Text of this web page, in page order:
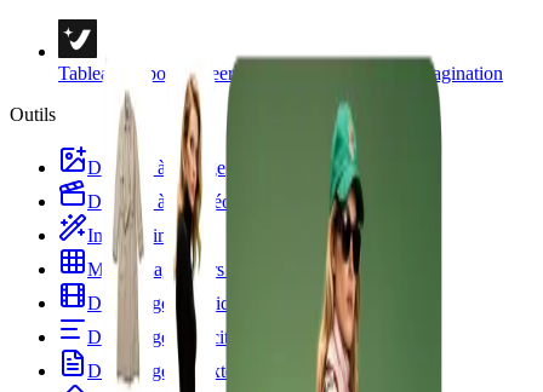
Tableau de bord VheerLibérer la créativité et l'imagination
Outils
Du texte à l'image
Du texte à la vidéo
Image à image
Multi Images vers Image
De l'image à la vidéo
De l'image à l'incitation
De l'image au texte